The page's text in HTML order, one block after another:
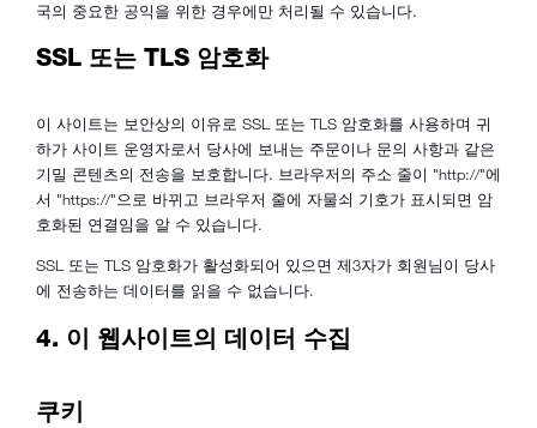
국의 중요한 공익을 위한 경우에만 처리될 수 있습니다.
SSL 또는 TLS 암호화
이 사이트는 보안상의 이유로 SSL 또는 TLS 암호화를 사용하며 귀
하가 사이트 운영자로서 당사에 보내는 주문이나 문의 사항과 같은
기밀 콘텐츠의 전송을 보호합니다. 브라우저의 주소 줄이 "http://"에
서 "https://"으로 바뀌고 브라우저 줄에 자물쇠 기호가 표시되면 암
호화된 연결임을 알 수 있습니다.
SSL 또는 TLS 암호화가 활성화되어 있으면 제3자가 회원님이 당사
에 전송하는 데이터를 읽을 수 없습니다.
4. 이 웹사이트의 데이터 수집
쿠키